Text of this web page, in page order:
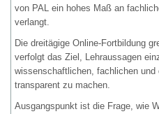
von PAL ein hohes Maß an
verlangt.
Die dreitägige Online-Fortbildung
verfolgt das Ziel, Lehraussagen
wissenschaftlichen, fachlichen und
transparent zu machen.
Ausgangspunkt ist die Frage, wie